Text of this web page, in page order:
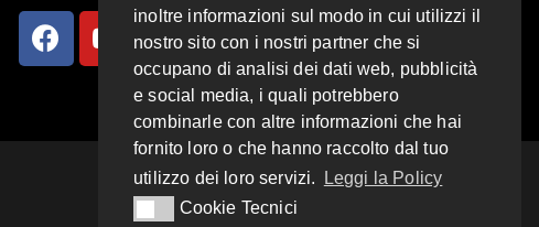
inoltre informazioni sul modo in cui utilizzi il
nostro sito con i nostri partner che si
occupano di analisi dei dati web, pubblicità
e social media, i quali potrebbero
combinarle con altre informazioni che hai
fornito loro o che hanno raccolto dal tuo
utilizzo dei loro servizi.
Leggi la Policy
Cookie Tecnici
Cookie Tecnici